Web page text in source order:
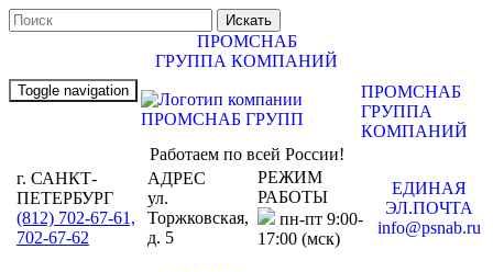
ПРОМСНАБ
ГРУППА КОМПАНИЙ
Toggle navigation
ПРОМСНАБ
ГРУППА
КОМПАНИЙ
Работаем по всей России!
г. САНКТ-
ПЕТЕРБУРГ
(812) 702-67-61,
702-67-62
АДРЕС
ул.
Торжковская,
д. 5
РЕЖИМ
РАБОТЫ
пн-пт 9:00-
17:00 (мск)
ЕДИНАЯ
ЭЛ.ПОЧТА
info@psnab.ru